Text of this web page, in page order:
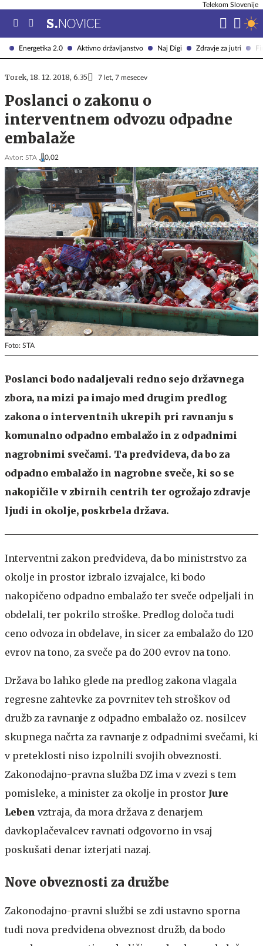
Energetika 2.0 Aktivno državljanstvo Naj Digi Zdravje za jutri
Telekom Slovenije
Torek, 18. 12. 2018, 6.35 7 let, 7 mesecev
Poslanci o zakonu o
interventnem odvozu odpadne
embalaže
Avtor: STA , 0,02
Foto: STA
Poslanci bodo nadaljevali redno sejo državnega
zbora, na mizi pa imajo med drugim predlog
zakona o interventnih ukrepih pri ravnanju s
komunalno odpadno embalažo in z odpadnimi
nagrobnimi svečami. Ta predvideva, da bo za
odpadno embalažo in nagrobne sveče, ki so se
nakopičile v zbirnih centrih ter ogrožajo zdravje
ljudi in okolje, poskrbela država.
Interventni zakon predvideva, da bo ministrstvo za
okolje in prostor izbralo izvajalce, ki bodo
nakopičeno odpadno embalažo ter sveče odpeljali in
obdelali, ter pokrilo stroške. Predlog določa tudi
ceno odvoza in obdelave, in sicer za embalažo do 120
evrov na tono, za sveče pa do 200 evrov na tono.
Država bo lahko glede na predlog zakona vlagala
regresne zahtevke za povrnitev teh stroškov od
družb za ravnanje z odpadno embalažo oz. nosilcev
skupnega načrta za ravnanje z odpadnimi svečami, ki
v preteklosti niso izpolnili svojih obveznosti.
Zakonodajno-pravna služba DZ ima v zvezi s tem
pomisleke, a minister za okolje in prostor Jure
Leben vztraja, da mora država z denarjem
davkoplačevalcev ravnati odgovorno in vsaj
poskušati denar izterjati nazaj.
Nove obveznosti za družbe
Zakonodajno-pravni službi se zdi ustavno sporna
tudi nova predvidena obveznost družb, da bodo